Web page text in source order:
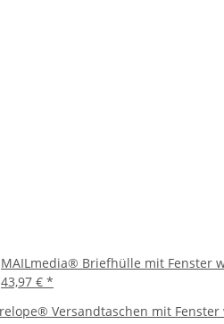
MAILmedia® Briefhülle mit Fenster
43,97 € *